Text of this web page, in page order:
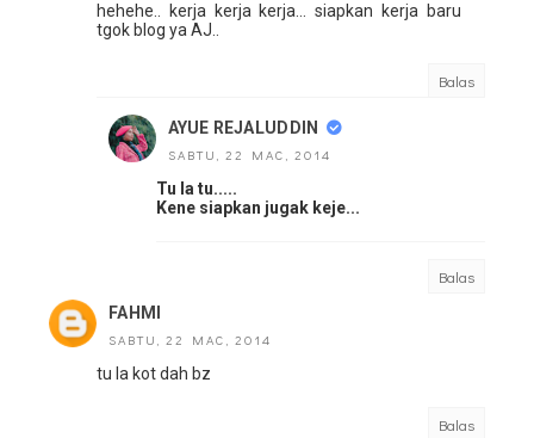
hehehe.. kerja kerja kerja... siapkan kerja baru
tgok blog ya AJ..
Balas
AYUE REJALUDDIN
SABTU, 22 MAC, 2014
Tu la tu.....
Kene siapkan jugak keje...
Balas
FAHMI
SABTU, 22 MAC, 2014
tu la kot dah bz
Balas